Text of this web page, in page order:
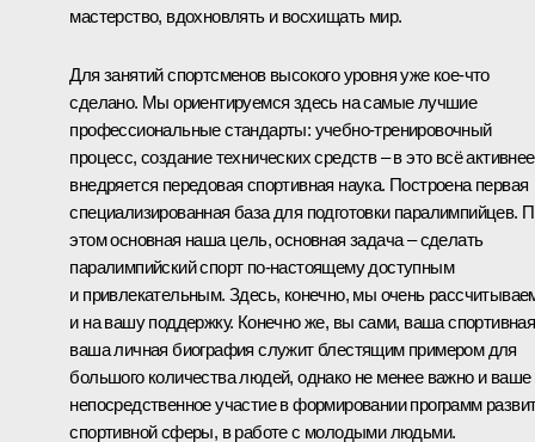
мастерство, вдохновлять и восхищать мир.
Для занятий спортсменов высокого уровня уже кое‑что
сделано. Мы ориентируемся здесь на самые лучшие
профессиональные стандарты: учебно-тренировочный
процесс, создание технических средств – в это всё активнее
внедряется передовая спортивная наука. Построена первая
специализированная база для подготовки паралимпийцев.
этом основная наша цель, основная задача – сделать
паралимпийский спорт по‑настоящему доступным
и привлекательным. Здесь, конечно, мы очень
и на вашу поддержку. Конечно же, вы сами, ваша
ваша личная биография служит блестящим примером для
большого количества людей, однако не менее важно и ваше
непосредственное участие в формировании программ
спортивной сферы, в работе с молодыми людьми.